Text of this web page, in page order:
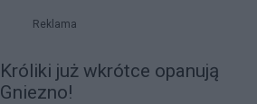
Reklama
Króliki już wkrótce opanują
Gniezno!